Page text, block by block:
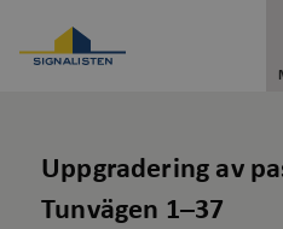
Uppgradering av
Tunvägen 1–37